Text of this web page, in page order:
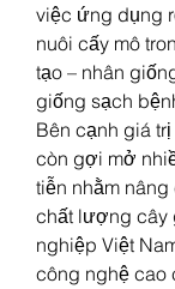
việc ứng dụng
nuôi cấy mô
tạo – nhân
giống sạch
Bên cạnh giá
còn gợi mở
tiễn nhằm
chất lượng cây
nghiệp Việt
công nghệ cao